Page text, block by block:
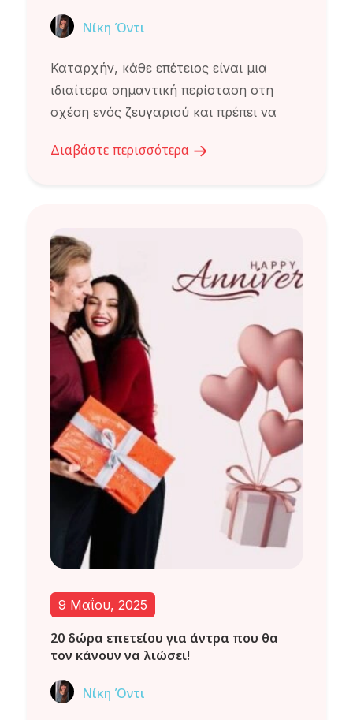
Νίκη Όντι
Καταρχήν, κάθε επέτειος είναι µια
ιδιαίτερα σηµαντική περίσταση στη
σχέση ενός ζευγαριού και πρέπει να
Διαβάστε περισσότερα
9 Μαΐου, 2025
20 δώρα επετείου για άντρα που θα
τον κάνουν να λιώσει!
Νίκη Όντι